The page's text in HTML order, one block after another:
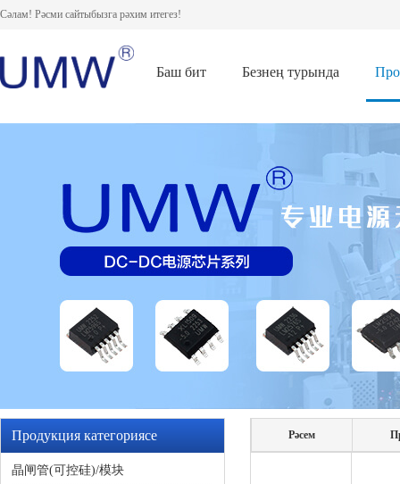
Сәлам! Рәсми сайтыбызга рәхим итегез!
Баш бит Безнең турында
Продукция категориясе
晶闸管(可控硅)/模块
Рәсем